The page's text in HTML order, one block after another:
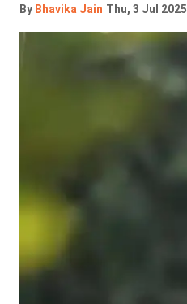
By Bhavika Jain Thu, 3 Jul 2025